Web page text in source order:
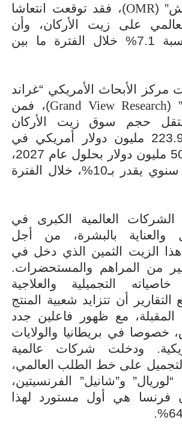
(
OMR)، فقد توقعت انتعاشا
على زيت الأركان، وأن
يحقق نموا بنسبة 7.1% خلال الفترة ما بين
الأبحاث الأمريكي “غراند
(
Grand View Research)، فمن
حجم سوق زيت الأركان
العالمي، من 223.9 مليون دولار أمريكي في
2019 إلى 507.2 مليون دولار بحلول عام 2027،
أي بمعدل نمو سنوي يقدر بـ10%، خلال الفترة
الشركات العالمية الكبرى في
والعناية بالبشرة، من أجل
الزيت الثمين الذي دخل في
من المراهم والمستحضرات.
التجميلية والعلاجية
التقارير أن تتزايد شعبية المنتج
المقبلة، مع ظهور فاعلين جدد
خصوصا في بريطانيا والولايات
ودخلت شركات عالمية
على خط الطلب العالمي،
و”شانيل” الفرنسيتين،
فرنسا هي أول مستورد لهذا